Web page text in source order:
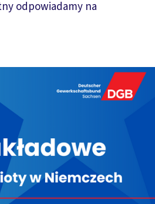
odpowiadamy na